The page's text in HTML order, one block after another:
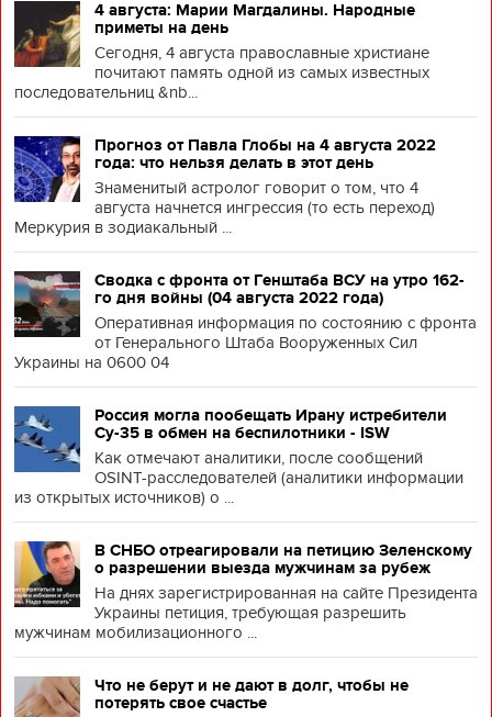
4 августа: Марии Магдалины. Народные
приметы на день
Сегодня, 4 августа православные христиане
почитают память одной из самых известных
последовательниц &nb...
Прогноз от Павла Глобы на 4 августа 2022
года: что нельзя делать в этот день
Знаменитый астролог говорит о том, что 4
августа начнется ингрессия (то есть переход)
Меркурия в зодиакальный ...
Сводка с фронта от Генштаба ВСУ на утро 162-
го дня войны (04 августа 2022 года)
Оперативная информация по состоянию с фронта
от Генерального Штаба Вооруженных Сил
Украины на 0600 04
Россия могла пообещать Ирану истребители
Су-35 в обмен на беспилотники - ISW
Как отмечают аналитики, после сообщений
OSINT-расследователей (аналитики информации
из открытых источников) о ...
В СНБО отреагировали на петицию Зеленскому
о разрешении выезда мужчинам за рубеж
На днях зарегистрированная на сайте Президента
Украины петиция, требующая разрешить
мужчинам мобилизационного ...
Что не берут и не дают в долг, чтобы не
потерять свое счастье